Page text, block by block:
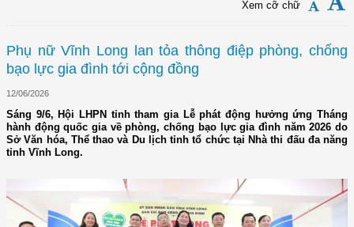
Xem cỡ chữ
Phụ nữ Vĩnh Long lan tỏa thông điệp phòng, chống
bạo lực gia đình tới cộng đồng
12/06/2026
Sáng 9/6, Hội LHPN tỉnh tham gia Lễ phát động hưởng ứng Tháng
hành động quốc gia về phòng, chống bạo lực gia đình năm 2026 do
Sở Văn hóa, Thể thao và Du lịch tỉnh tổ chức tại Nhà thi đấu đa năng
tỉnh Vĩnh Long.